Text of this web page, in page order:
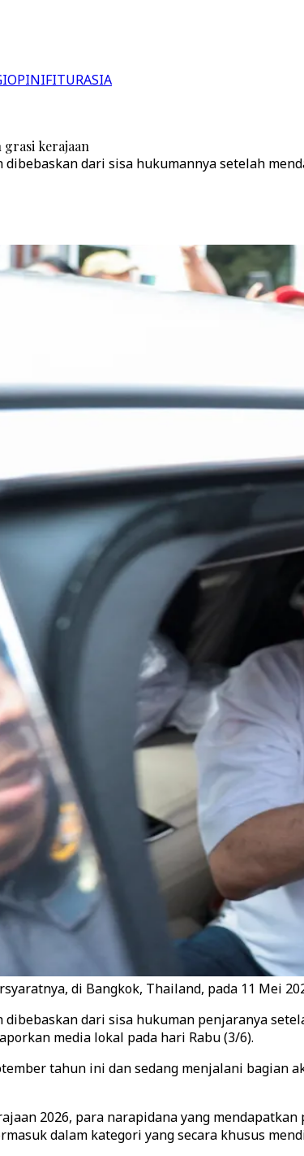
OPINIFITURASIA
kerajaan
dari sisa hukumannya setelah
di Bangkok, Thailand, pada 11 Mei
dari sisa hukuman penjaranya
media lokal pada hari Rabu (3/6).
tahun ini dan sedang menjalani bagian
2026, para narapidana yang
dalam kategori yang secara khusus